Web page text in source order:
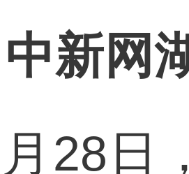
中新网
28日